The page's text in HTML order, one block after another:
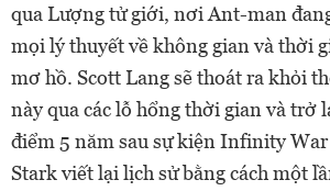
qua Lượng tử giới, nơi Ant-man
mọi lý thuyết về không gian và thời
mơ hồ. Scott Lang sẽ thoát ra khỏi
này qua các lỗ hổng thời gian và trở
điểm 5 năm sau sự kiện Infinity
Stark viết lại lịch sử bằng cách một